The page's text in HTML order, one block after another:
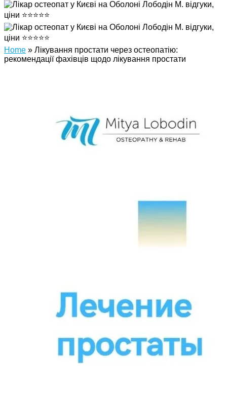
Home » Лікування простати через остеопатію:
рекомендації фахівців щодо лікування простати